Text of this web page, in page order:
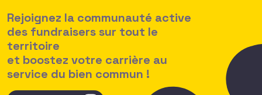
Rejoignez la communauté active
des fundraisers sur tout le
territoire
et boostez votre carrière au
service du bien commun !